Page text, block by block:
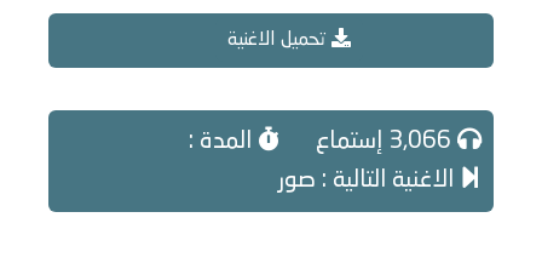
تحميل الاغنية
المدة :
الاغنية التالية : صور